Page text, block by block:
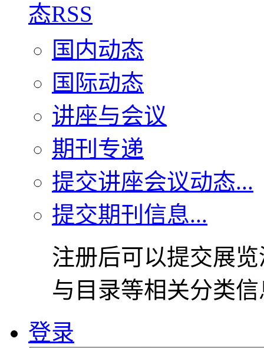
国内动态
国际动态
讲座与会议
期刊专递
提交讲座会议动态...
提交期刊信息...
注册后可以提交展
与目录等相关分类
登录